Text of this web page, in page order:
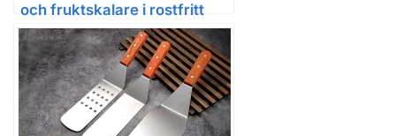
och fruktskalare i rostfritt
stål med julienne